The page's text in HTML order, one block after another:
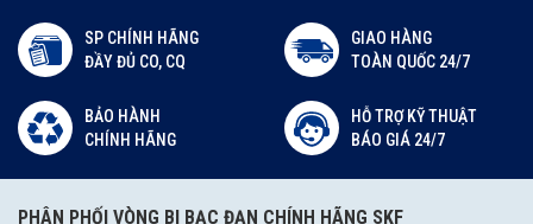
SP CHÍNH HÃNG
ĐẦY ĐỦ CO, CQ
GIAO HÀNG
TOÀN QUỐC 24/7
BẢO HÀNH
CHÍNH HÃNG
HỖ TRỢ KỸ THUẬT
BÁO GIÁ 24/7
PHÂN PHỐI VÒNG BI BẠC ĐẠN CHÍNH HÃNG SKF